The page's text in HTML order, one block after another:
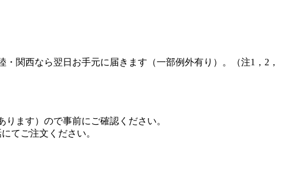
関西なら翌日お手元に届きます（一部例外有り）。（注1，2，
ます）ので事前にご確認ください。
てご注文ください。